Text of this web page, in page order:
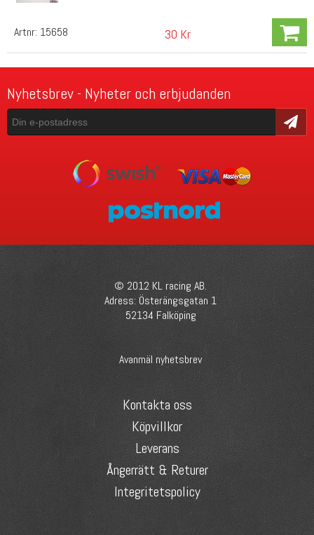
Artnr: 15658 30 Kr
Nyhetsbrev - Nyheter och erbjudanden
Skicka
© 2012 KL racing AB.
Adress: Österängsgatan 1
52134 Falköping
Avanmäl nyhetsbrev
Kontakta oss
Köpvillkor
Leverans
Ångerrätt & Returer
Integritetspolicy